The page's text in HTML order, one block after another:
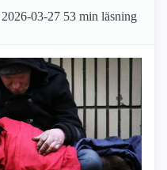
2026-03-27 53 min läsning